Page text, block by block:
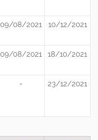
09/08/2021 10/12/2021
09/08/2021 18/10/2021
- 23/12/2021